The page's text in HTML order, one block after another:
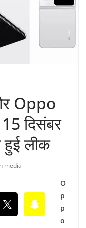
Oppo
दिसंबर
हुई लीक
media
O
p
p
o